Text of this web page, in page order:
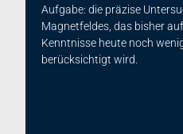
Aufgabe: die präzise
Magnetfeldes, das bisher
Kenntnisse heute noch
berücksichtigt wird.